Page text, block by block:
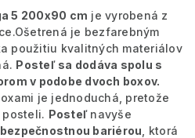
5 200x90 cm je vyrobená z
Ošetrená je bezfarebným
použitiu kvalitných materiálov
Posteľ sa dodáva spolu s
v podobe dvoch boxov.
je jednoduchá, pretože
Posteľ navyše
bariérou , ktorá